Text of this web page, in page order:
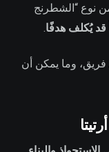
نوع “الشطرنج
يُكلف هدفًا.
فريق، وما يمكن أن